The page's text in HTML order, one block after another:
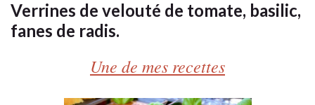
Verrines de velouté de tomate, basilic,
fanes de radis.
Une de mes recettes